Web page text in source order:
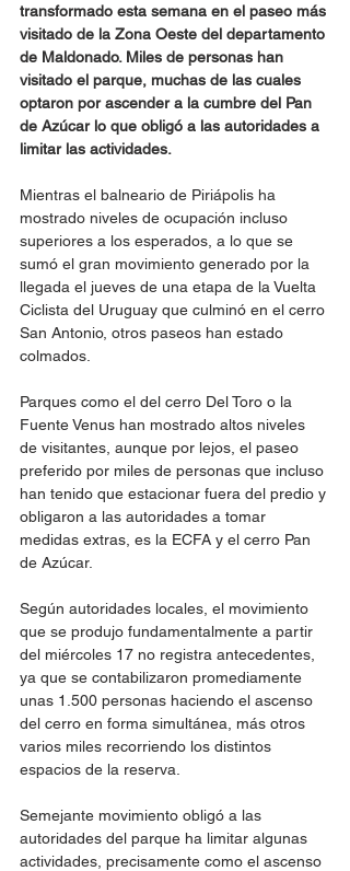
transformado esta semana en el paseo más
visitado de la Zona Oeste del departamento
de Maldonado. Miles de personas han
visitado el parque, muchas de las cuales
optaron por ascender a la cumbre del Pan
de Azúcar lo que obligó a las autoridades a
limitar las actividades.
Mientras el balneario de Piriápolis ha
mostrado niveles de ocupación incluso
superiores a los esperados, a lo que se
sumó el gran movimiento generado por la
llegada el jueves de una etapa de la Vuelta
Ciclista del Uruguay que culminó en el cerro
San Antonio, otros paseos han estado
colmados.
Parques como el del cerro Del Toro o la
Fuente Venus han mostrado altos niveles
de visitantes, aunque por lejos, el paseo
preferido por miles de personas que incluso
han tenido que estacionar fuera del predio y
obligaron a las autoridades a tomar
medidas extras, es la ECFA y el cerro Pan
de Azúcar.
Según autoridades locales, el movimiento
que se produjo fundamentalmente a partir
del miércoles 17 no registra antecedentes,
ya que se contabilizaron promediamente
unas 1.500 personas haciendo el ascenso
del cerro en forma simultánea, más otros
varios miles recorriendo los distintos
espacios de la reserva.
Semejante movimiento obligó a las
autoridades del parque ha limitar algunas
actividades, precisamente como el ascenso